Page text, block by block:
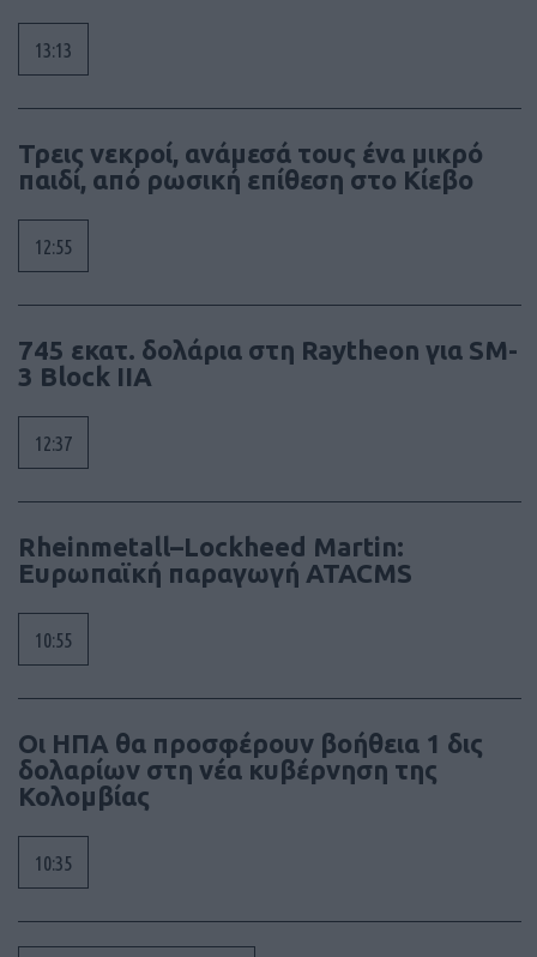
13:13
Τρεις νεκροί, ανάμεσά τους ένα μικρό
παιδί, από ρωσική επίθεση στο Κίεβο
12:55
745 εκατ. δολάρια στη Raytheon για SM-
3 Block IIA
12:37
Rheinmetall–Lockheed Martin:
Ευρωπαϊκή παραγωγή ATACMS
10:55
Οι ΗΠΑ θα προσφέρουν βοήθεια 1 δις
δολαρίων στη νέα κυβέρνηση της
Κολομβίας
10:35